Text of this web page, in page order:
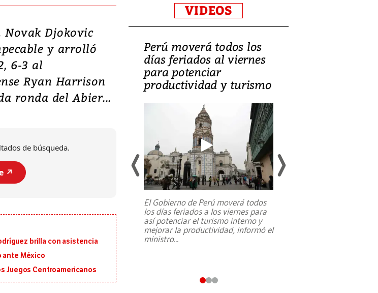
Novak Djokovic
y arrolló
6-3 al
Ryan Harrison
ronda del Abier...
de búsqueda.
↗️
brilla con asistencia
ante México
Juegos Centroamericanos
VIDEOS
Lula lanza su
con
de inversión
educación y
raras
recuerdos y escuetas
oficializó este domingo su
...
Perú moverá todos los
días feriados al viernes
para potenciar
productividad y turismo
El Gobierno de Perú moverá todos
los días feriados a los viernes para
así potenciar el turismo interno y
mejorar la productividad, informó el
ministro...